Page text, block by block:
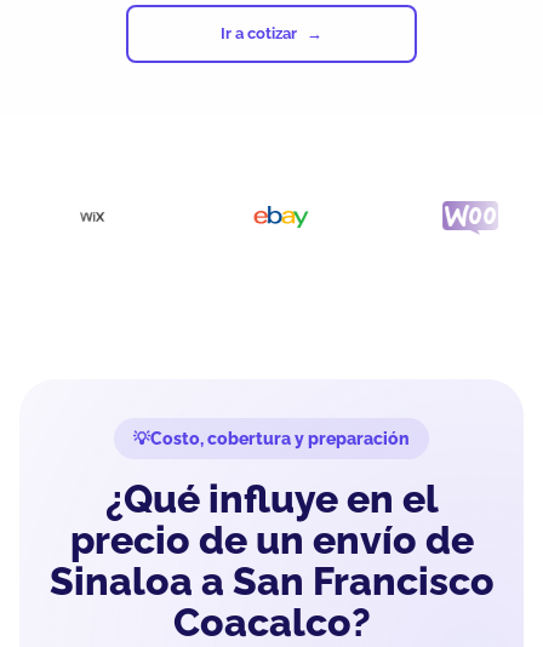
Ir a cotizar
Costo, cobertura y preparación
¿Qué influye en el
precio de un envío de
Sinaloa a San Francisco
Coacalco?